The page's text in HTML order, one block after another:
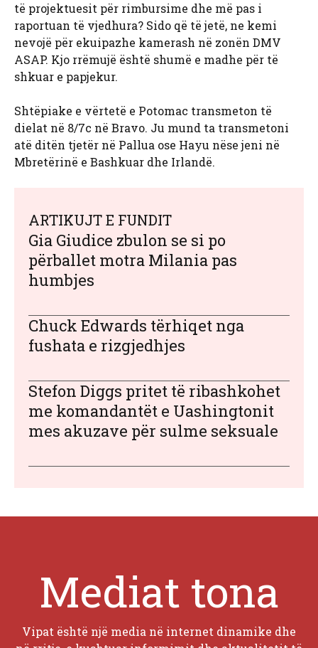
të projektuesit për rimbursime dhe më pas i
raportuan të vjedhura? Sido që të jetë, ne kemi
nevojë për ekuipazhe kamerash në zonën DMV
ASAP. Kjo rrëmujë është shumë e madhe për të
shkuar e papjekur.
Shtëpiake e vërtetë e Potomac transmeton të
dielat në 8/7c në Bravo. Ju mund ta transmetoni
atë ditën tjetër në Pallua ose Hayu nëse jeni në
Mbretërinë e Bashkuar dhe Irlandë.
ARTIKUJT E FUNDIT
Gia Giudice zbulon se si po
përballet motra Milania pas
humbjes
Chuck Edwards tërhiqet nga
fushata e rizgjedhjes
Stefon Diggs pritet të ribashkohet
me komandantët e Uashingtonit
mes akuzave për sulme seksuale
Mediat tona
Vipat është një media në internet dinamike dhe